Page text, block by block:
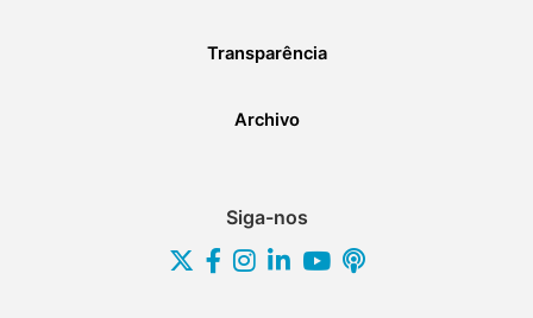
Transparência
Archivo
Siga-nos